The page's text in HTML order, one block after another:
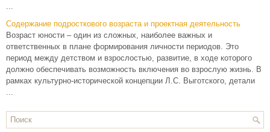
...
Содержание подросткового возраста и проектная деятельность
Возраст юности – один из сложных, наиболее важных и
ответственных в плане формирования личности периодов. Это
период между детством и взрослостью, развитие, в ходе которого
должно обеспечивать возможность включения во взрослую жизнь. В
рамках культурно-исторической концепции Л.С. Выготского, детали
...